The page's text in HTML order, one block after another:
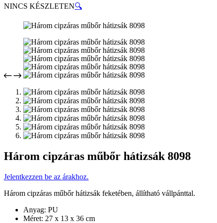
NINCS KÉSZLETEN🔍
Három cipzáras műbőr hátizsák 8098
Jelentkezzen be az árakhoz.
Három cipzáras műbőr hátizsák feketében, állítható vállpánttal.
Anyag: PU
Méret: 27 x 13 x 36 cm